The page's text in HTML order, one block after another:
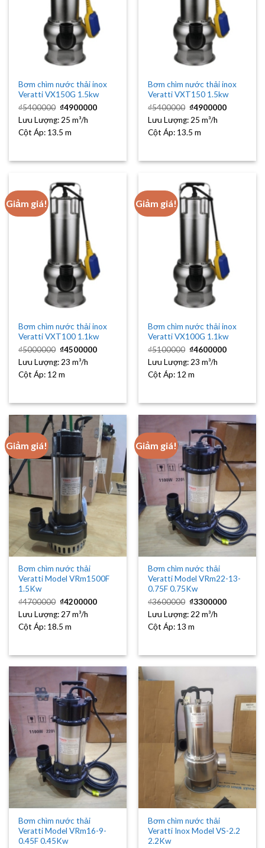
Bơm chìm nước thải inox
Veratti VX150G 1.5kw
₫5400000 Giá
gốc
là:
₫5400000.
₫4900000Giá
hiện
Lưu Lượng:25 m³/h
Cột Áp: 13.5 m
Bơm chìm nước thải inox
Veratti VXT150 1.5kw
₫5400000 Giá
gốc
là:
₫5400000.
₫4900000Giá
hiện
Lưu Lượng:25 m³/h
Cột Áp: 13.5 m
Giảm giá!
Bơm chìm nước thải inox
Veratti VXT100 1.1kw
₫5000000 Giá
gốc
là:
₫4500000Giá
hiện
Lưu Lượng:23 m³/h
Cột Áp: 12 m
Giảm giá!
Bơm chìm nước thải inox
Veratti VX100G 1.1kw
₫5100000 Giá
gốc
là:
₫4600000Giá
hiện
Lưu Lượng:23 m³/h
Cột Áp: 12 m
Giảm giá!
Bơm chìm nước thải
Veratti Model VRm1500F
1.5Kw
₫4700000 Giá
gốc
là:
₫4700000.
₫4200000Giá
hiện
Lưu Lượng: 27 m³/h
Cột Áp: 18.5 m
Giảm giá!
Bơm chìm nước thải
Veratti Model VRm22-13-
0.75F 0.75Kw
₫3600000 Giá
gốc
là:
₫3300000Giá
hiện
Lưu Lượng: 22 m³/h
Cột Áp: 13 m
Bơm chìm nước thải
Veratti Model VRm16-9-
0.45F 0.45Kw
Bơm chìm nước thải
Veratti Inox Model VS-2.2
2.2Kw